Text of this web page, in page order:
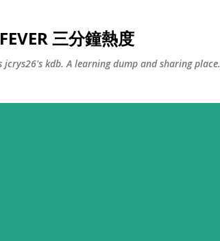
三分鐘熱度
jcrys26's kdb. A learning dump and sharing place.